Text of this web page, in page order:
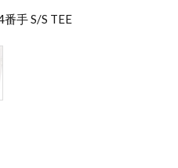
番手 S/S TEE